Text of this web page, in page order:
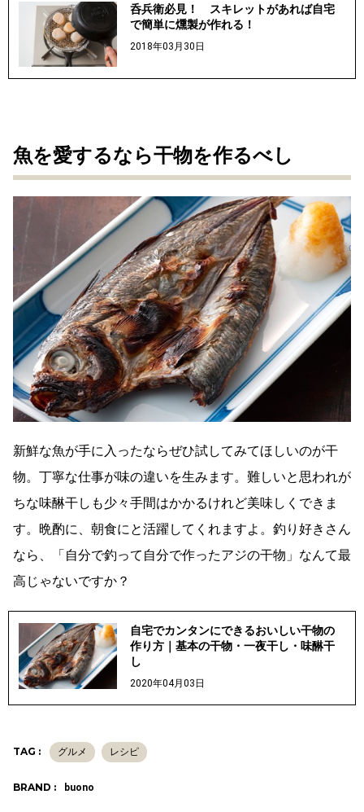
呑兵衛必見！ スキレットがあれば自宅
で簡単に燻製が作れる！
2018年03月30日
魚を愛するなら干物を作るべし
新鮮な魚が手に入ったならぜひ試してみてほしいのが干
物。丁寧な仕事が味の違いを生みます。難しいと思われが
ちな味醂干しも少々手間はかかるけれど美味しくできま
す。晩酌に、朝食にと活躍してくれますよ。釣り好きさん
なら、「自分で釣って自分で作ったアジの干物」なんて最
高じゃないですか？
自宅でカンタンにできるおいしい干物の
作り方｜基本の干物・一夜干し・味醂干
し
2020年04月03日
TAG : グルメ レシピ
BRAND : buono